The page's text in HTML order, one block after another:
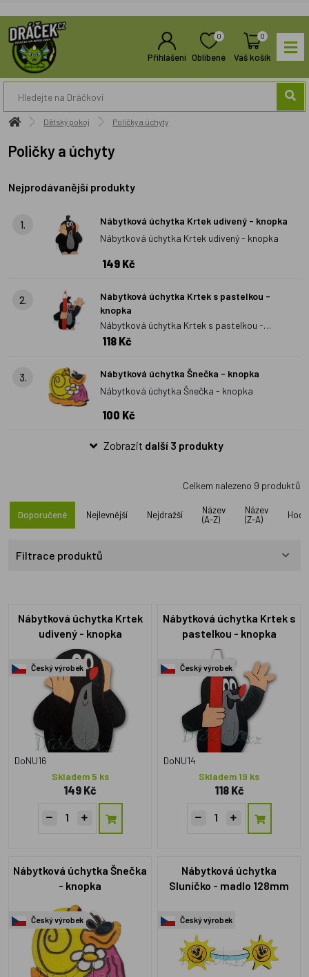
Přihlášení
0
Oblíbené
0
Váš košík
Dětský pokoj Poličky a úchyty
Poličky a úchyty
Nejprodávanější produkty
1.
Nábytková úchytka Krtek udivený - knopka
Nábytková úchytka Krtek udivený - knopka
149 Kč
2.
Nábytková úchytka Krtek s pastelkou -
knopka
Nábytková úchytka Krtek s pastelkou -
knopka
118 Kč
3.
Nábytková úchytka Šnečka - knopka
Nábytková úchytka Šnečka - knopka
100 Kč
Zobrazit další 3 produkty
Celkem nalezeno 9 produktů
Doporučené Nejlevnější Nejdražší
Název
(A-Z)
Název
(Z-A)
Filtrace produktů
Nábytková úchytka Krtek
udivený - knopka
Český výrobek
DoNU16
Skladem 5 ks
149 Kč
Nábytková úchytka Krtek s
pastelkou - knopka
Český výrobek
DoNU14
Skladem 19 ks
118 Kč
Nábytková úchytka Šnečka
- knopka
Český výrobek
Nábytková úchytka
Sluníčko - madlo 128mm
Český výrobek